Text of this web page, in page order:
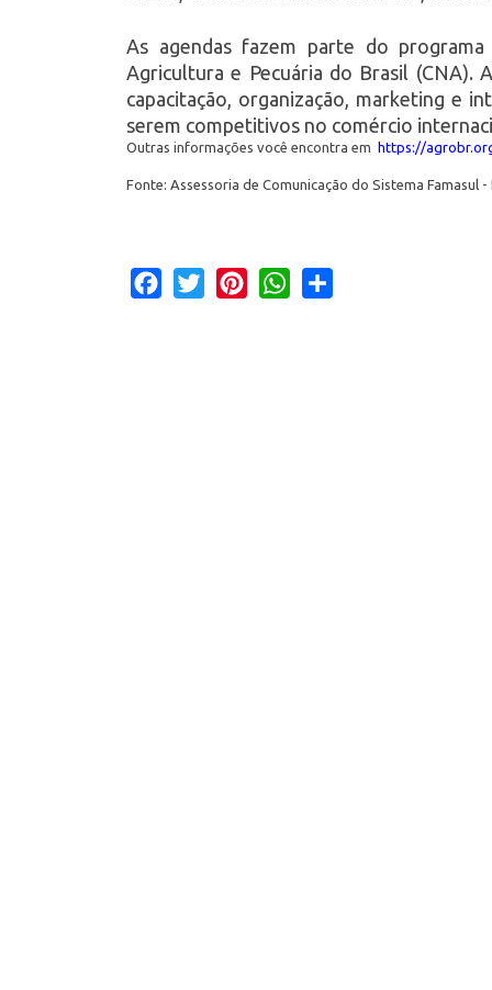
As agendas fazem parte do
Agricultura e Pecuária do Brasil (CNA).
capacitação, organização, marketing e
serem competitivos no comércio
Outras informações você encontra em https://
Fonte: Assessoria de Comunicação do Sistema Famasul
Facebook
Twitter PinterestWhatsApp